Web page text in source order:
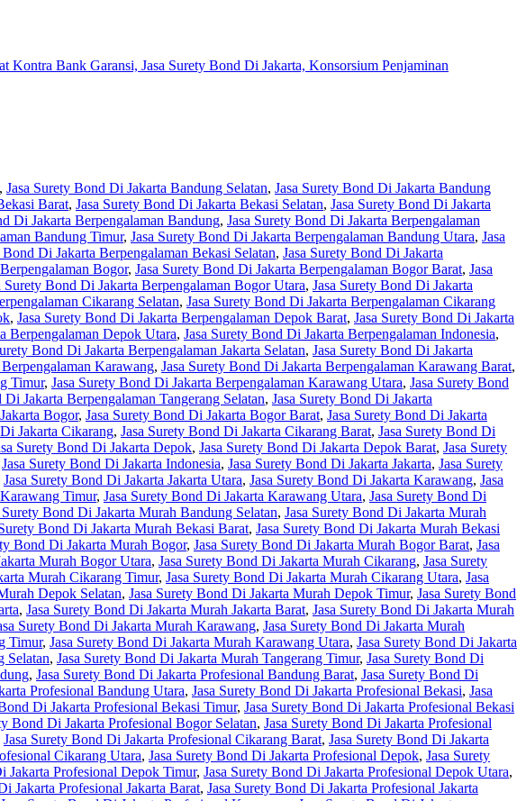
, Jasa Surety Bond Di Jakarta Bandung Selatan, Jasa Surety Bond Di Jakarta Bandung
Barat, Jasa Surety Bond Di Jakarta Bekasi Selatan, Jasa Surety Bond Di Jakarta
Di Jakarta Berpengalaman Bandung, Jasa Surety Bond Di Jakarta Berpengalaman
Bandung Timur, Jasa Surety Bond Di Jakarta Berpengalaman Bandung Utara, Jasa
Bond Di Jakarta Berpengalaman Bekasi Selatan, Jasa Surety Bond Di Jakarta
Bogor, Jasa Surety Bond Di Jakarta Berpengalaman Bogor Barat, Jasa
Surety Bond Di Jakarta Berpengalaman Bogor Utara, Jasa Surety Bond Di Jakarta
Cikarang Selatan, Jasa Surety Bond Di Jakarta Berpengalaman Cikarang
, Jasa Surety Bond Di Jakarta Berpengalaman Depok Barat, Jasa Surety Bond Di Jakarta
Berpengalaman Depok Utara, Jasa Surety Bond Di Jakarta Berpengalaman Indonesia,
Bond Di Jakarta Berpengalaman Jakarta Selatan, Jasa Surety Bond Di Jakarta
Karawang, Jasa Surety Bond Di Jakarta Berpengalaman Karawang Barat,
Timur, Jasa Surety Bond Di Jakarta Berpengalaman Karawang Utara, Jasa Surety Bond
Di Jakarta Berpengalaman Tangerang Selatan, Jasa Surety Bond Di Jakarta
Bogor, Jasa Surety Bond Di Jakarta Bogor Barat, Jasa Surety Bond Di Jakarta
Jakarta Cikarang, Jasa Surety Bond Di Jakarta Cikarang Barat, Jasa Surety Bond Di
Surety Bond Di Jakarta Depok, Jasa Surety Bond Di Jakarta Depok Barat, Jasa Surety
Jasa Surety Bond Di Jakarta Indonesia, Jasa Surety Bond Di Jakarta Jakarta, Jasa Surety
Jasa Surety Bond Di Jakarta Jakarta Utara, Jasa Surety Bond Di Jakarta Karawang, Jasa
Timur, Jasa Surety Bond Di Jakarta Karawang Utara, Jasa Surety Bond Di
Surety Bond Di Jakarta Murah Bandung Selatan, Jasa Surety Bond Di Jakarta Murah
Bond Di Jakarta Murah Bekasi Barat, Jasa Surety Bond Di Jakarta Murah Bekasi
Bond Di Jakarta Murah Bogor, Jasa Surety Bond Di Jakarta Murah Bogor Barat, Jasa
Murah Bogor Utara, Jasa Surety Bond Di Jakarta Murah Cikarang, Jasa Surety
Murah Cikarang Timur, Jasa Surety Bond Di Jakarta Murah Cikarang Utara, Jasa
Depok Selatan, Jasa Surety Bond Di Jakarta Murah Depok Timur, Jasa Surety Bond
, Jasa Surety Bond Di Jakarta Murah Jakarta Barat, Jasa Surety Bond Di Jakarta Murah
Surety Bond Di Jakarta Murah Karawang, Jasa Surety Bond Di Jakarta Murah
Timur, Jasa Surety Bond Di Jakarta Murah Karawang Utara, Jasa Surety Bond Di Jakarta
Selatan, Jasa Surety Bond Di Jakarta Murah Tangerang Timur, Jasa Surety Bond Di
, Jasa Surety Bond Di Jakarta Profesional Bandung Barat, Jasa Surety Bond Di
Profesional Bandung Utara, Jasa Surety Bond Di Jakarta Profesional Bekasi, Jasa
Di Jakarta Profesional Bekasi Timur, Jasa Surety Bond Di Jakarta Profesional Bekasi
Bond Di Jakarta Profesional Bogor Selatan, Jasa Surety Bond Di Jakarta Profesional
Jasa Surety Bond Di Jakarta Profesional Cikarang Barat, Jasa Surety Bond Di Jakarta
Cikarang Utara, Jasa Surety Bond Di Jakarta Profesional Depok, Jasa Surety
Jakarta Profesional Depok Timur, Jasa Surety Bond Di Jakarta Profesional Depok Utara,
Jakarta Profesional Jakarta Barat, Jasa Surety Bond Di Jakarta Profesional Jakarta